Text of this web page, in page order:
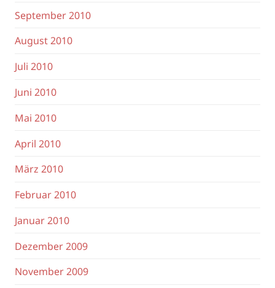
September 2010
August 2010
Juli 2010
Juni 2010
Mai 2010
April 2010
März 2010
Februar 2010
Januar 2010
Dezember 2009
November 2009